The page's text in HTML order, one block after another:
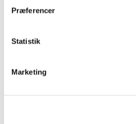
Præferencer
Statistik
Marketing
21985 - AI-systemer til merkantile